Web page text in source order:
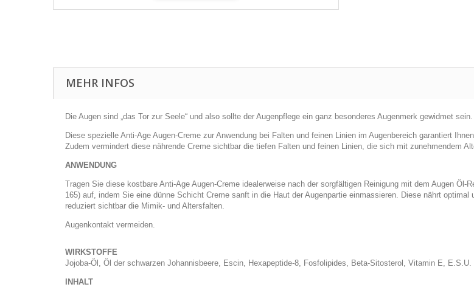
MEHR INFOS
Die Augen sind „das Tor zur Seele“ und also sollte der Augenpflege ein ganz besonderes Augenmerk gewidmet sein.
Diese spezielle Anti-Age Augen-Creme zur Anwendung bei Falten und feinen Linien im Augenbereich garantiert
Zudem vermindert diese nährende Creme sichtbar die tiefen Falten und feinen Linien, die sich mit zunehmendem
ANWENDUNG
Tragen Sie diese kostbare Anti-Age Augen-Creme idealerweise nach der sorgfältigen Reinigung mit dem Augen Öl-
165) auf, indem Sie eine dünne Schicht Creme sanft in die Haut der Augenpartie einmassieren. Diese nährt
reduziert sichtbar die Mimik- und Altersfalten.
Augenkontakt vermeiden.
WIRKSTOFFE
Jojoba-Öl, Öl der schwarzen Johannisbeere, Escin, Hexapeptide-8, Fosfolipides, Beta-Sitosterol, Vitamin E,
INHALT